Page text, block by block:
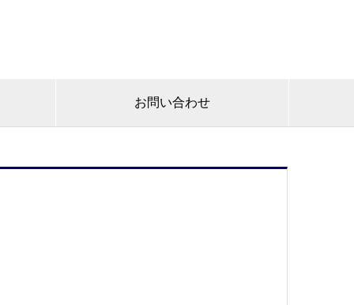
お問い合わせ